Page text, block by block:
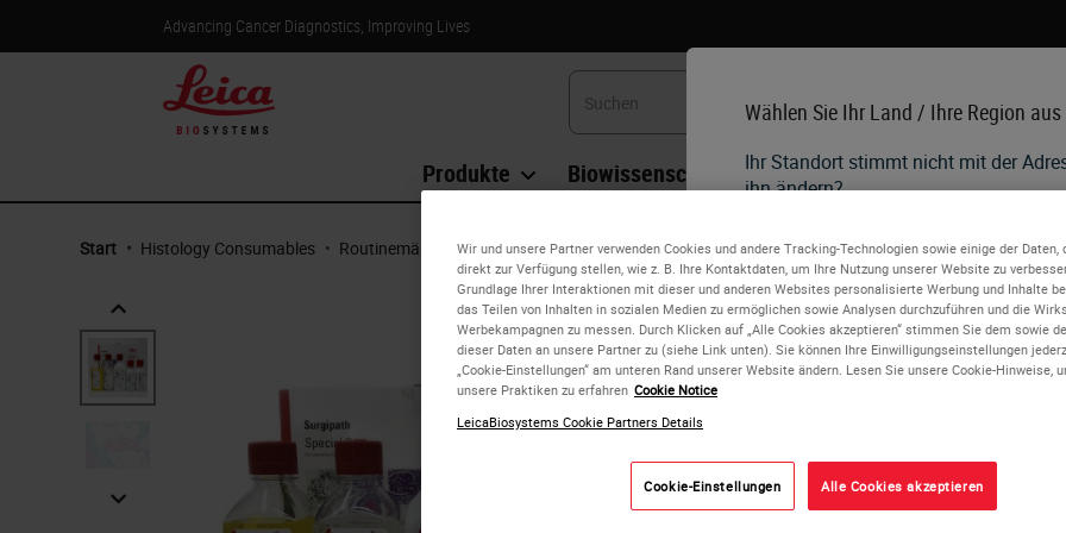
Advancing Cancer Diagnostics, Improving Lives
Wählen Sie Ihr Land / Ihre Region aus
Ihr Standort stimmt nicht mit der
ihn ändern?
English
Jedes Land/jede Region kann
und medizinischen Praktiken
Länderversionen unserer Website
dieses Land/diese Region. Dies
alle Produktdetails/Verfügbarkeit,
Produkte Biowissenschaften Weiterbildung Beratung
Start • Histology Consumables • Routinemäßige H&E und spezielle Färbungen • Leica Trichrom-Spezialfärbekit nach Gomori
Leica Trichrom-
(Grünfärbung von
Trichrom-Färbetechniken werden dazu
anzufärben und zu identifizieren
Sie können auch zurUnterscheidung von
Muskulaturverwendet werden.
Wir und unsere Partner verwenden Cookies und andere Tracking-Technologien sowie einige der Daten,
direkt zur Verfügung stellen, wie z. B. Ihre Kontaktdaten, um Ihre Nutzung unserer Website zu
Grundlage Ihrer Interaktionen mit dieser und anderen Websites personalisierte Werbung und Inhalte
das Teilen von Inhalten in sozialen Medien zu ermöglichen sowie Analysen durchzuführen und die
Werbekampagnen zu messen. Durch Klicken auf „Alle Cookies akzeptieren“ stimmen Sie dem sowie
dieser Daten an unsere Partner zu (siehe Link unten). Sie können Ihre Einwilligungseinstellungen
„Cookie-Einstellungen“ am unteren Rand unserer Website ändern. Lesen Sie unsere Cookie-Hinweise,
unsere Praktiken zu erfahren Cookie Notice
LeicaBiosystems Cookie Partners Details
Cookie-Einstellungen Alle Cookies akzeptieren